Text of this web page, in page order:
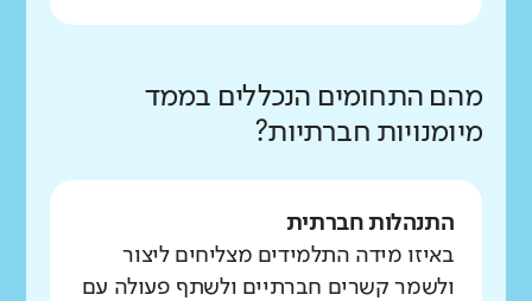
מהם התחומים הנכללים בממד
מיומנויות חברתיות?
התנהלות חברתית
באיזו מידה התלמידים מצליחים ליצור
ולשמר קשרים חברתיים ולשתף פעולה עם